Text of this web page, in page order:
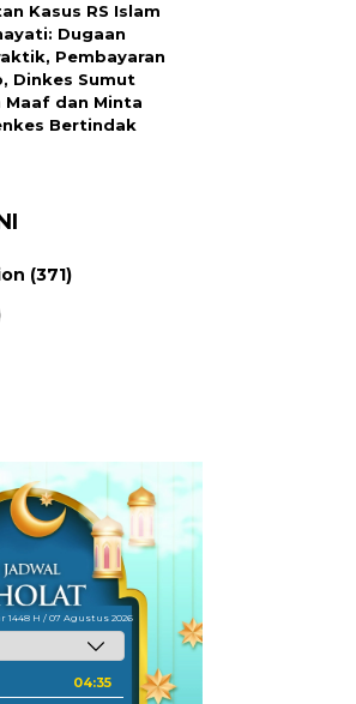
Kasus RS Islam
Dugaan
Pembayaran
Dinkes Sumut
Maaf dan Minta
Bertindak
(371)
1448 H / 07 Agustus 2026
04:35